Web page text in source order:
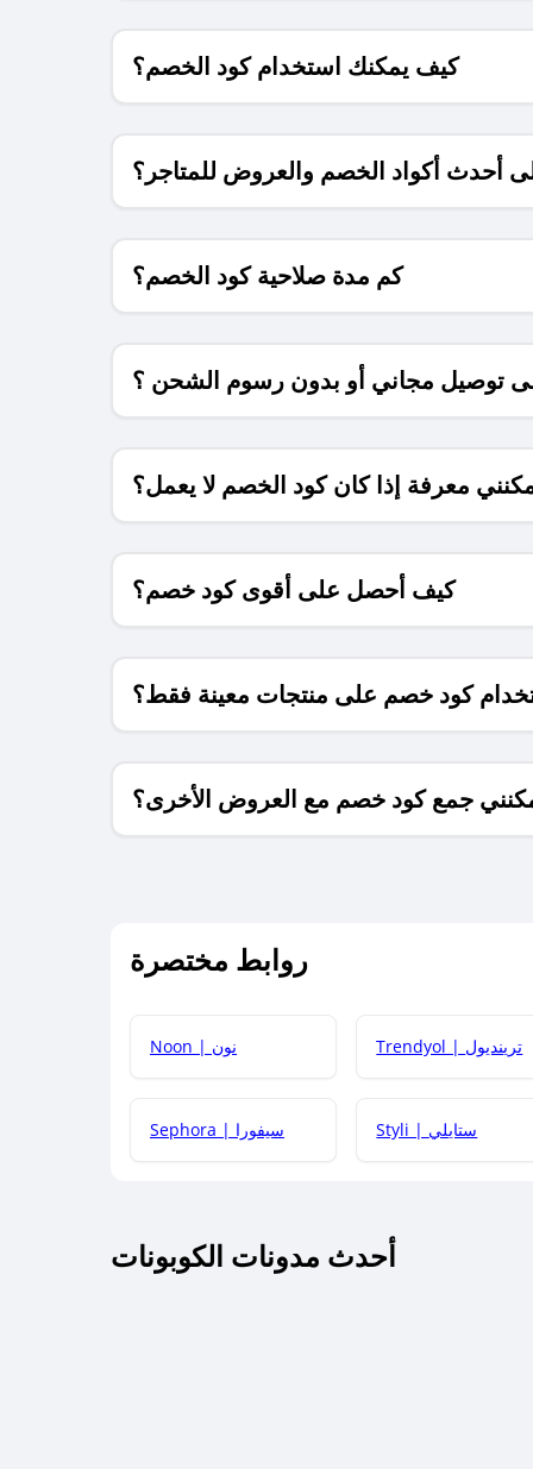
كيف يمكنك استخدام كود الخصم؟
أحدث أكواد الخصم والعروض للمتاجر؟
كم مدة صلاحية كود الخصم؟
توصيل مجاني أو بدون رسوم الشحن ؟
معرفة إذا كان كود الخصم لا يعمل؟
كيف أحصل على أقوى كود خصم؟
كود خصم على منتجات معينة فقط؟
جمع كود خصم مع العروض الأخرى؟
روابط مختصرة
Noon | نون Trendyol | ترينديول
Sephora | سيفورا Styli | ستايلي
أحدث مدونات الكوبونات